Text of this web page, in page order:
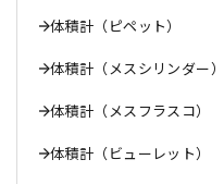
体積計（ピペット）
体積計（メスシリンダー）
体積計（メスフラスコ）
体積計（ビューレット）